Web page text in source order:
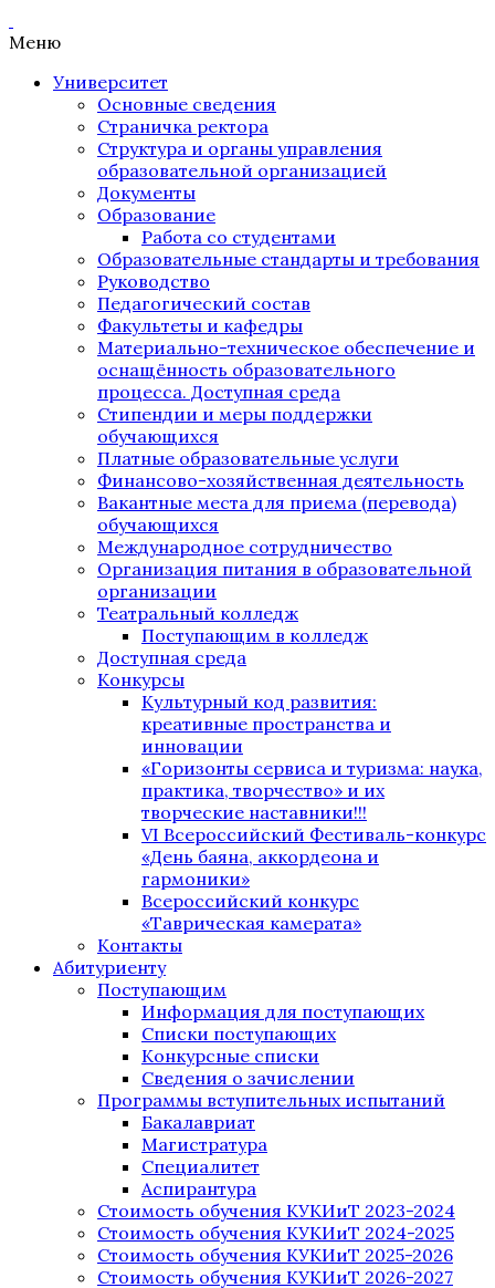
Меню
Университет
Основные сведения
Страничка ректора
Структура и органы управления
образовательной организацией
Документы
Образование
Работа со студентами
Образовательные стандарты и требования
Руководство
Педагогический состав
Факультеты и кафедры
Материально-техническое обеспечение и
оснащённость образовательного
процесса. Доступная среда
Стипендии и меры поддержки
обучающихся
Платные образовательные услуги
Финансово-хозяйственная деятельность
Вакантные места для приема (перевода)
обучающихся
Международное сотрудничество
Организация питания в образовательной
организации
Театральный колледж
Поступающим в колледж
Доступная среда
Конкурсы
Культурный код развития:
креативные пространства и
инновации
«Горизонты сервиса и туризма: наука,
практика, творчество» и их
творческие наставники!!!
VI Всероссийский Фестиваль-конкурс
«День баяна, аккордеона и
гармоники»
Всероссийский конкурс
«Таврическая камерата»
Контакты
Абитуриенту
Поступающим
Информация для поступающих
Списки поступающих
Конкурсные списки
Сведения о зачислении
Программы вступительных испытаний
Бакалавриат
Магистратура
Специалитет
Аспирантура
Стоимость обучения КУКИиТ 2023-2024
Стоимость обучения КУКИиТ 2024-2025
Стоимость обучения КУКИиТ 2025-2026
Стоимость обучения КУКИиТ 2026-2027